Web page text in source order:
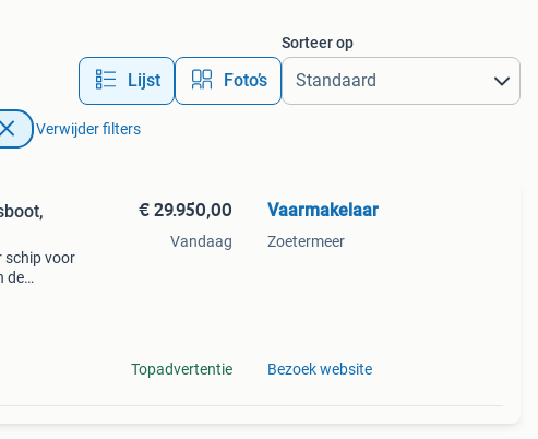
Lijst Foto’s
Sorteer op
Verwijder filters
schip voor
de
€ 29.950,00
Vandaag
Topadvertentie
Vaarmakelaar
Zoetermeer
Bezoek website